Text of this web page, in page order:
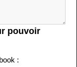
pouvoir
: